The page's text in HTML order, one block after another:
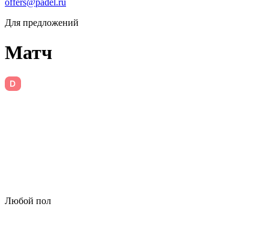
offers@padel.ru
Для предложений
Матч
Любой пол